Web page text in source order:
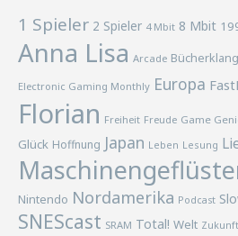
1 Spieler 2 Spieler 4 Mbit 8 Mbit
Anna Lisa Arcade Bücherklang
Electronic Gaming Monthly Europa
Florian Freiheit Freude Game
Glück Hoffnung Japan Leben Lesung
Nintendo Nordamerika Podcast
SNEScast SRAM Total! Welt Zukunft